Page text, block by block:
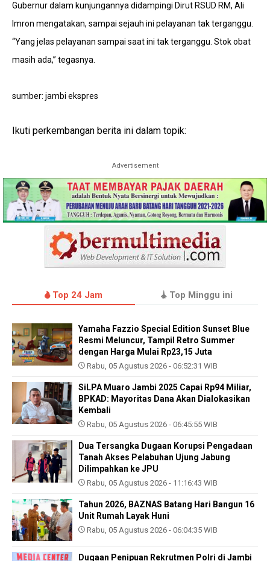
Gubernur dalam kunjungannya didampingi Dirut RSUD RM, Ali
Imron mengatakan, sampai sejauh ini pelayanan tak terganggu.
“Yang jelas pelayanan sampai saat ini tak terganggu. Stok obat
masih ada,” tegasnya.
sumber: jambi ekspres
Ikuti perkembangan berita ini dalam topik:
Advertisement
Top 24 Jam Top Minggu ini
Yamaha Fazzio Special Edition Sunset Blue
Resmi Meluncur, Tampil Retro Summer
dengan Harga Mulai Rp23,15 Juta
Rabu, 05 Agustus 2026 - 06:52:31 WIB
SiLPA Muaro Jambi 2025 Capai Rp94 Miliar,
BPKAD: Mayoritas Dana Akan Dialokasikan
Kembali
Rabu, 05 Agustus 2026 - 06:45:55 WIB
Dua Tersangka Dugaan Korupsi Pengadaan
Tanah Akses Pelabuhan Ujung Jabung
Dilimpahkan ke JPU
Rabu, 05 Agustus 2026 - 11:16:43 WIB
Tahun 2026, BAZNAS Batang Hari Bangun 16
Unit Rumah Layak Huni
Rabu, 05 Agustus 2026 - 06:04:35 WIB
Dugaan Penipuan Rekrutmen Polri di Jambi